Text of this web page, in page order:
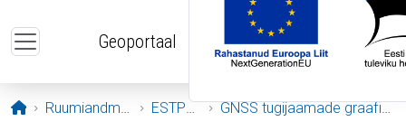
Geoportaal
Avaleht
Ruumiandmed ESTPOS GNSS tugijaamade graafikud